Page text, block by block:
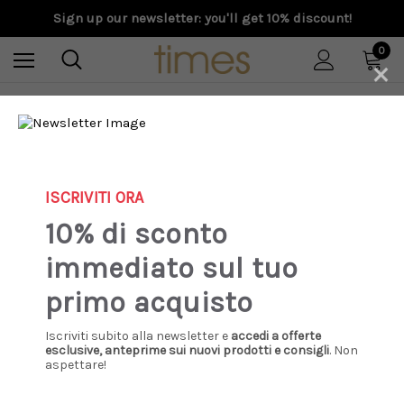
Sign up our newsletter: you'll get 10% discount!
0
UGG - Boot Classic Ultra Mini New Heights - chestnut - CHE
×
ISCRIVITI ORA
10% di sconto
immediato sul tuo
primo acquisto
Iscriviti subito alla newsletter e accedi a offerte
esclusive, anteprime sui nuovi prodotti e consigli. Non
aspettare!